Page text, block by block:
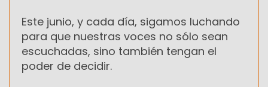
Este junio, y cada día, sigamos luchando
para que nuestras voces no sólo sean
escuchadas, sino también tengan el
poder de decidir.